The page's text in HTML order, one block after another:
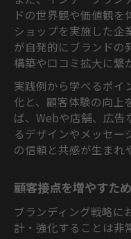
ドの世界観や価値観を
ショップを実施した企
が自発的にブランドの
構築や口コミ拡大に繋
実践例から学べるポイ
化と、顧客体験の向上
ば、Webや店舗、広告
るデザインやメッセー
の信頼と共感が生まれ
顧客接点を増やすた
ブランディング戦略に
計・強化することは非